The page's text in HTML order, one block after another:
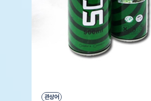
관상어